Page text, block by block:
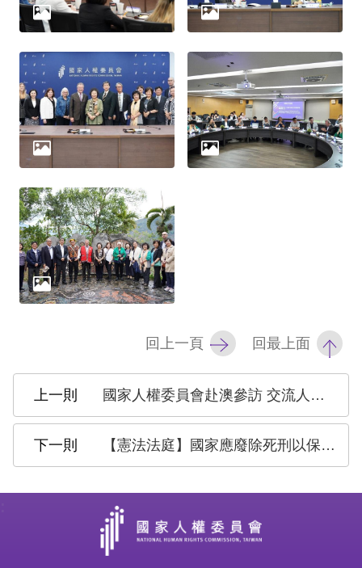
料
放
宣
告
無
礙
網
頁
宣
回上一頁 回最上面
國家人權委員會赴澳參訪 交流人權工作實務
【憲法法庭】國家應廢除死刑以保障生命權與人性尊嚴 並修復犯罪創傷保護被害人正義